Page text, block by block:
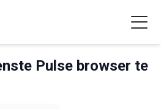
Pulse browser te